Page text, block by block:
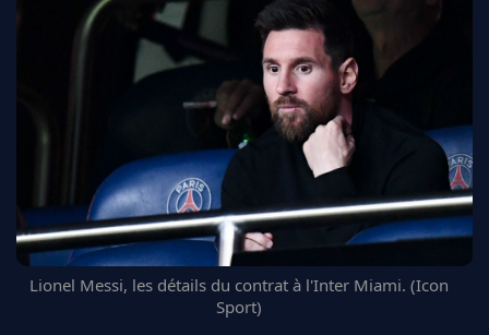
CDM 2026
FC BARCELONE
MANCHESTER UNITED
ARSENAL
BAYERN
L'AVIS DE LA RÉDAC'
Lionel Messi, les détails du contrat à l'Inter Miami. (Icon
Sport)